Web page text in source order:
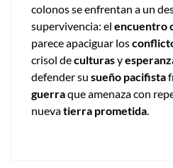
colonos se enfrentan a un
supervivencia: el encuentro
parece apaciguar los
crisol deculturasy
defender su sueño pacifista
guerraque amenaza con
nuevatierra prometida.